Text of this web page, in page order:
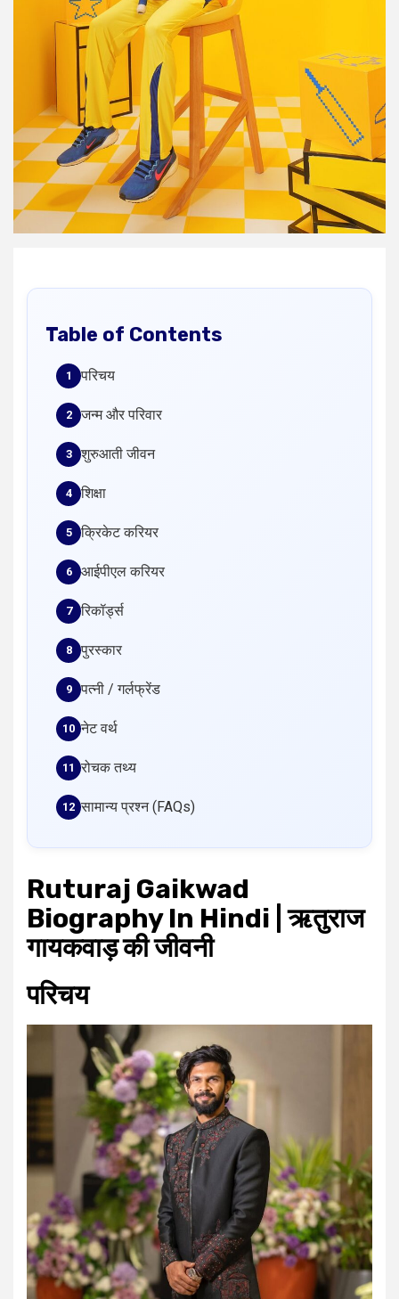
Table of Contents
परिचय
जन्म और परिवार
शुरुआती जीवन
शिक्षा
क्रिकेट करियर
आईपीएल करियर
रिकॉर्ड्स
पुरस्कार
पत्नी / गर्लफ्रेंड
नेट वर्थ
रोचक तथ्य
सामान्य प्रश्न (FAQs)
Ruturaj Gaikwad
Biography In Hindi | ऋतुराज
गायकवाड़ की जीवनी
परिचय